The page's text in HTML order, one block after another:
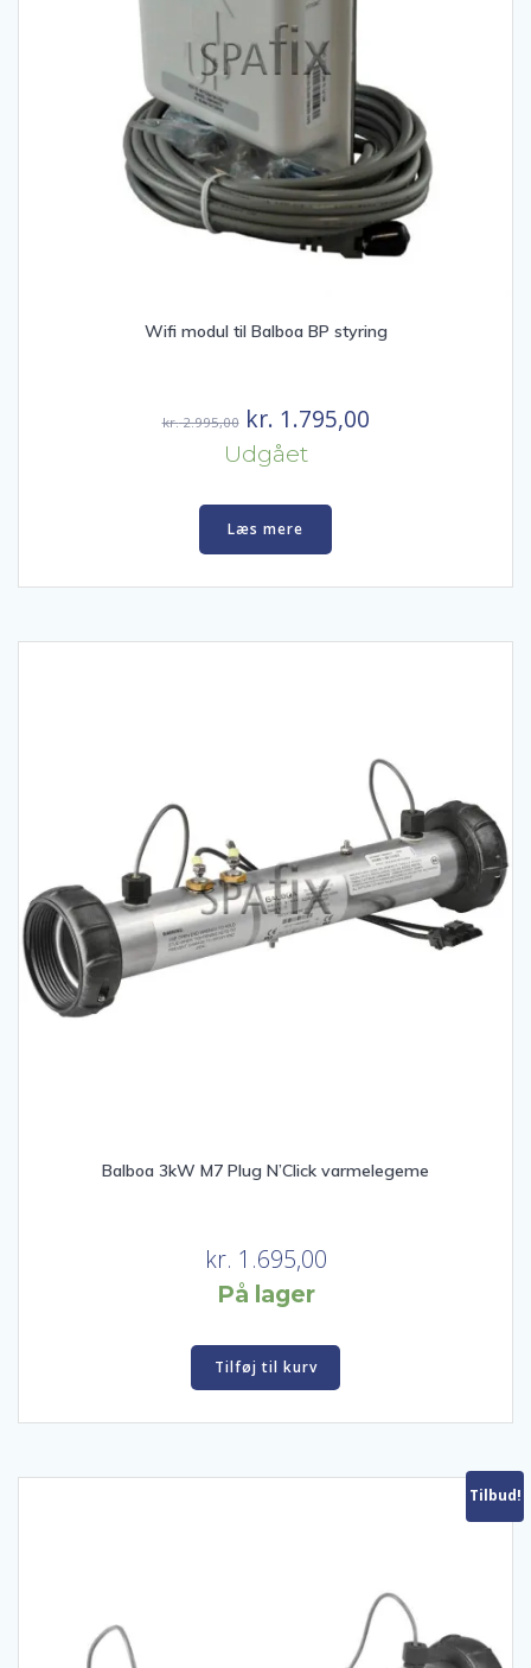
Wifi modul til Balboa BP styring
kr.2.995,00 Den
oprindelige
var:
kr. 2.995,00.
kr. 1.795,00Den
Udgået
Læs mere
Balboa 3kW M7 Plug N’Click varmelegeme
kr. 1.695,00
På lager
Tilføj til kurv
Tilbud!